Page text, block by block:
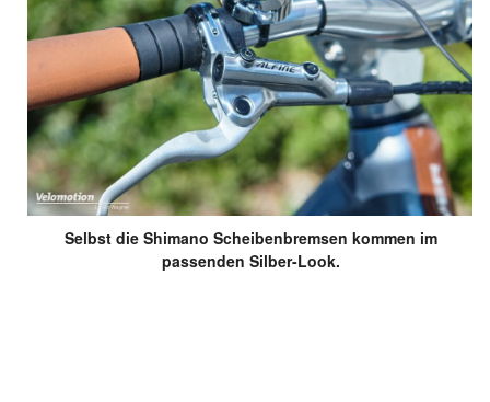
Erhältliche Rahmenformen:Tiefeinsteiger / Trapez /
Herrenrahmen
Laufradgröße:28 Zoll
Motor:Panasonic GX Ultimate HS (90 Nm)
Akku: 630 Wh
Schaltung:
Rohloff Speedhub E-14 / Gates Riemen
Bremsen:Magura MT5e
Gabel:Suntour MobiE 25 Air
Selbst die Shimano Scheibenbremsen kommen im
passenden Silber-Look.